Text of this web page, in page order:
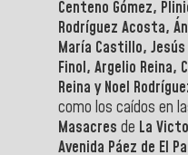
Centeno Gómez,
Rodríguez Acosta,
María Castillo,
Finol, Argelio Reina,
Reina y Noel
como los caídos en
Masacres de La
Avenida Páez de El